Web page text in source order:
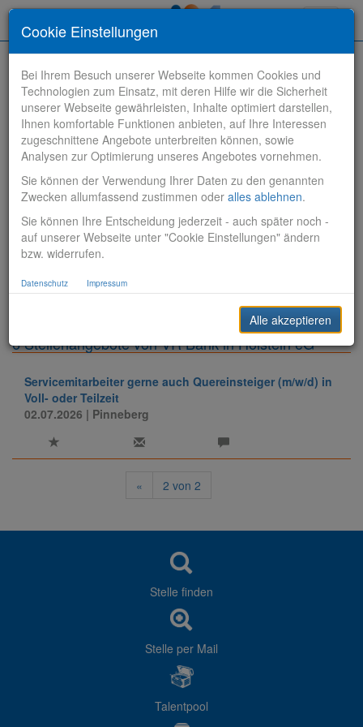
Stelle finden
Vertriebsbank
Produktionsbank
Sonstiges
6 Stellenangebote von VR Bank in Holstein eG
Servicemitarbeiter gerne auch Quereinsteiger (m/w/d) in
Voll- oder Teilzeit
02.07.2026 | Pinneberg
« 2 von 2
Stelle finden
Stelle per Mail
Talentpool
Cookie Einstellungen
Bei Ihrem Besuch unserer Webseite kommen Cookies und
Technologien zum Einsatz, mit deren Hilfe wir die Sicherheit
unserer Webseite gewährleisten, Inhalte optimiert darstellen,
Ihnen komfortable Funktionen anbieten, auf Ihre Interessen
zugeschnittene Angebote unterbreiten können, sowie
Analysen zur Optimierung unseres Angebotes vornehmen.
Sie können der Verwendung Ihrer Daten zu den genannten
Zwecken allumfassend zustimmen oder alles ablehnen.
Sie können Ihre Entscheidung jederzeit - auch später noch -
auf unserer Webseite unter "Cookie Einstellungen" ändern
bzw. widerrufen.
Datenschutz Impressum
Alle akzeptieren